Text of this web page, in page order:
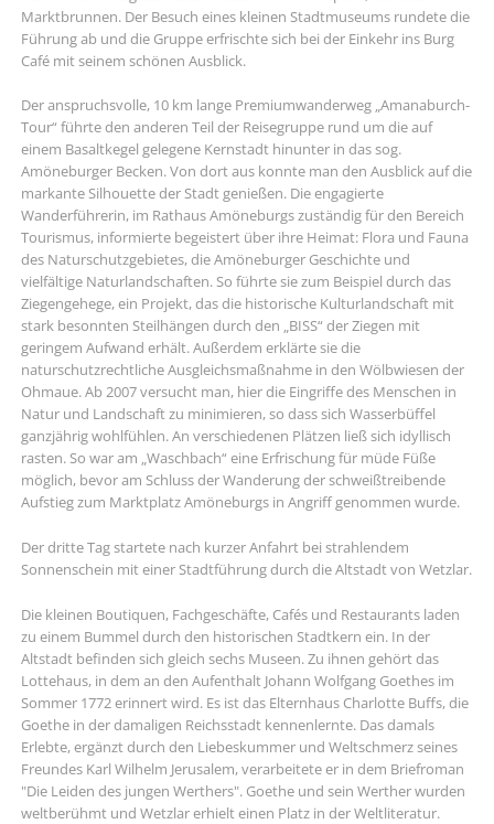
Marktbrunnen. Der Besuch eines kleinen Stadtmuseums rundete die
Führung ab und die Gruppe erfrischte sich bei der Einkehr ins Burg
Café mit seinem schönen Ausblick.
Der anspruchsvolle, 10 km lange Premiumwanderweg „Amanaburch-
Tour“ führte den anderen Teil der Reisegruppe rund um die auf
einem Basaltkegel gelegene Kernstadt hinunter in das sog.
Amöneburger Becken. Von dort aus konnte man den Ausblick auf die
markante Silhouette der Stadt genießen. Die engagierte
Wanderführerin, im Rathaus Amöneburgs zuständig für den Bereich
Tourismus, informierte begeistert über ihre Heimat: Flora und Fauna
des Naturschutzgebietes, die Amöneburger Geschichte und
vielfältige Naturlandschaften. So führte sie zum Beispiel durch das
Ziegengehege, ein Projekt, das die historische Kulturlandschaft mit
stark besonnten Steilhängen durch den „BISS“ der Ziegen mit
geringem Aufwand erhält. Außerdem erklärte sie die
naturschutzrechtliche Ausgleichsmaßnahme in den Wölbwiesen der
Ohmaue. Ab 2007 versucht man, hier die Eingriffe des Menschen in
Natur und Landschaft zu minimieren, so dass sich Wasserbüffel
ganzjährig wohlfühlen. An verschiedenen Plätzen ließ sich idyllisch
rasten. So war am „Waschbach“ eine Erfrischung für müde Füße
möglich, bevor am Schluss der Wanderung der schweißtreibende
Aufstieg zum Marktplatz Amöneburgs in Angriff genommen wurde.
Der dritte Tag startete nach kurzer Anfahrt bei strahlendem
Sonnenschein mit einer Stadtführung durch die Altstadt von Wetzlar.
Die kleinen Boutiquen, Fachgeschäfte, Cafés und Restaurants laden
zu einem Bummel durch den historischen Stadtkern ein. In der
Altstadt befinden sich gleich sechs Museen. Zu ihnen gehört das
Lottehaus, in dem an den Aufenthalt Johann Wolfgang Goethes im
Sommer 1772 erinnert wird. Es ist das Elternhaus Charlotte Buffs, die
Goethe in der damaligen Reichsstadt kennenlernte. Das damals
Erlebte, ergänzt durch den Liebeskummer und Weltschmerz seines
Freundes Karl Wilhelm Jerusalem, verarbeitete er in dem Briefroman
"Die Leiden des jungen Werthers". Goethe und sein Werther wurden
weltberühmt und Wetzlar erhielt einen Platz in der Weltliteratur.